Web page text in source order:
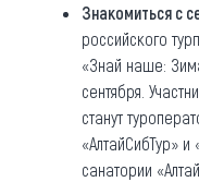
Знакомиться с
российского
«Знай наше:
сентября.
станут
«АлтайСибТур»
санатории